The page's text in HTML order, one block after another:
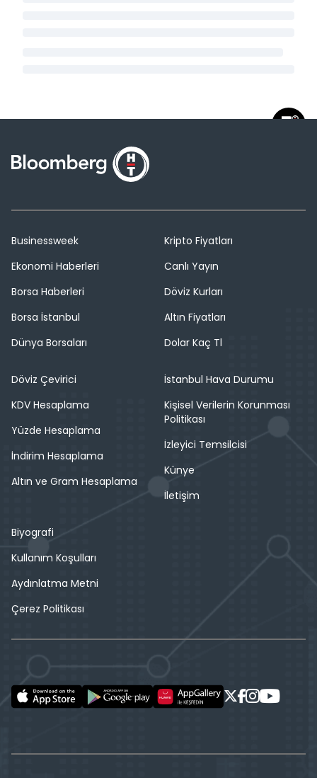
Businessweek
Ekonomi Haberleri
Borsa Haberleri
Borsa İstanbul
Dünya Borsaları
Kripto Fiyatları
Canlı Yayın
Döviz Kurları
Altın Fiyatları
Dolar Kaç Tl
Döviz Çevirici
KDV Hesaplama
Yüzde Hesaplama
İndirim Hesaplama
Altın ve Gram Hesaplama
İstanbul Hava Durumu
Kişisel Verilerin Korunması
Politikası
İzleyici Temsilcisi
Künye
İletişim
Biyografi
Kullanım Koşulları
Aydınlatma Metni
Çerez Politikası